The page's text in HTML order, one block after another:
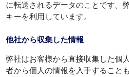
に転送されるデータのことです。
キーを利用しています。
他社から収集した情報
弊社はお客様から直接収集した個
者から個人の情報を入手すること